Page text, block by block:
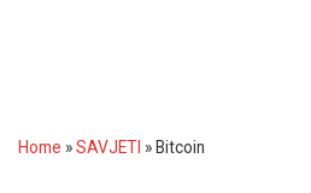
Home »SAVJETI » Bitcoin